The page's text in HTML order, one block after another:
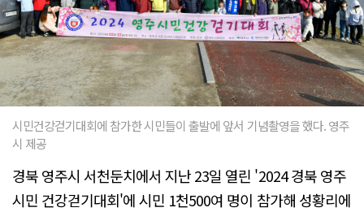
시민건강걷기대회에 참가한 시민들이 출발에 앞서 기념촬영을 했다. 영주
시 제공
경북 영주시 서천둔치에서 지난 23일 열린 '2024 경북 영주
시민 건강걷기대회'에 시민 1천500여 명이 참가해 성황리에